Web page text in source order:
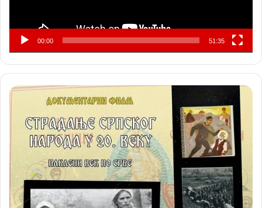
00:00 51:35